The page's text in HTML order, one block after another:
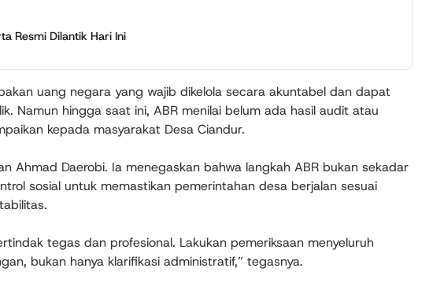
Resmi Dilantik Hari Ini
uang negara yang wajib dikelola secara akuntabel dan dapat
Namun hingga saat ini, ABR menilai belum ada hasil audit atau
kepada masyarakat Desa Ciandur.
Ahmad Daerobi. Ia menegaskan bahwa langkah ABR bukan sekadar
sosial untuk memastikan pemerintahan desa berjalan sesuai
tegas dan profesional. Lakukan pemeriksaan menyeluruh
bukan hanya klarifikasi administratif,” tegasnya.